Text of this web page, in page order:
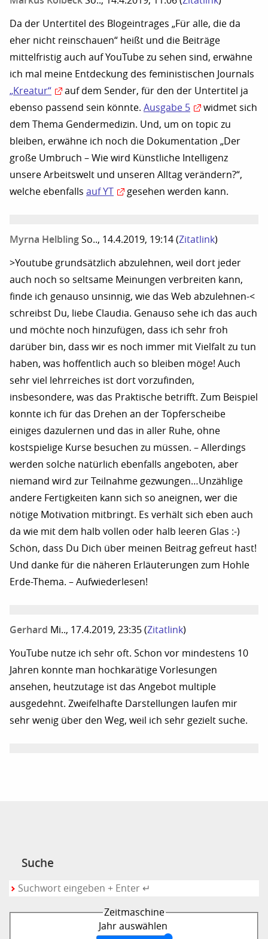
Da der Untertitel des Blogeintrages „Für alle, die da
eher nicht reinschauen“ heißt und die Beiträge
mittelfristig auch auf YouTube zu sehen sind, erwähne
ich mal meine Entdeckung des feministischen Journals
„Kreatur“
auf dem Sender, für den der Untertitel ja
ebenso passend sein könnte. Ausgabe 5
widmet sich
dem Thema Gendermedizin. Und, um on topic zu
bleiben, erwähne ich noch die Dokumentation „Der
große Umbruch – Wie wird Künstliche Intelligenz
unsere Arbeitswelt und unseren Alltag verändern?“,
welche ebenfalls auf YT gesehen werden kann.
Myrna Helbling So.., 14.4.2019, 19:14 (Zitatlink)
>Youtube grundsätzlich abzulehnen, weil dort jeder
auch noch so seltsame Meinungen verbreiten kann,
finde ich genauso unsinnig, wie das Web abzulehnen-<
schreibst Du, liebe Claudia. Genauso sehe ich das auch
und möchte noch hinzufügen, dass ich sehr froh
darüber bin, dass wir es noch immer mit Vielfalt zu tun
haben, was hoffentlich auch so bleiben möge! Auch
sehr viel lehrreiches ist dort vorzufinden,
insbesondere, was das Praktische betrifft. Zum Beispiel
konnte ich für das Drehen an der Töpferscheibe
einiges dazulernen und das in aller Ruhe, ohne
kostspielige Kurse besuchen zu müssen. – Allerdings
werden solche natürlich ebenfalls angeboten, aber
niemand wird zur Teilnahme gezwungen…Unzählige
andere Fertigkeiten kann sich so aneignen, wer die
nötige Motivation mitbringt. Es verhält sich eben auch
da wie mit dem halb vollen oder halb leeren Glas :-)
Schön, dass Du Dich über meinen Beitrag gefreut hast!
Und danke für die näheren Erläuterungen zum Hohle
Erde-Thema. – Aufwiederlesen!
Gerhard Mi.., 17.4.2019, 23:35 (Zitatlink)
YouTube nutze ich sehr oft. Schon vor mindestens 10
Jahren konnte man hochkarätige Vorlesungen
ansehen, heutzutage ist das Angebot multiple
ausgedehnt. Zweifelhafte Darstellungen laufen mir
sehr wenig über den Weg, weil ich sehr gezielt suche.
Suche
Zeitmaschine
Jahr auswählen